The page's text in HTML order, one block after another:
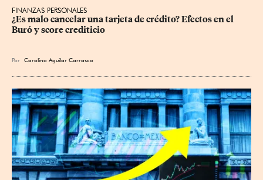
FINANZAS PERSONALES
¿Es malo cancelar una tarjeta de crédito? Efectos en el
Buró y score crediticio
Por Carolina Aguilar Carrasco